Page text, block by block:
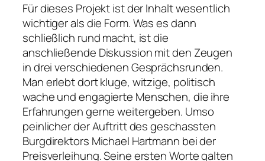
Für dieses Projekt ist der Inhalt wesentlich
wichtiger als die Form. Was es dann
schließlich rund macht, ist die
anschließende Diskussion mit den Zeugen
in drei verschiedenen Gesprächsrunden.
Man erlebt dort kluge, witzige, politisch
wache und engagierte Menschen, die ihre
Erfahrungen gerne weitergeben. Umso
peinlicher der Auftritt des geschassten
Burgdirektors Michael Hartmann bei der
Preisverleihung. Seine ersten Worte galten